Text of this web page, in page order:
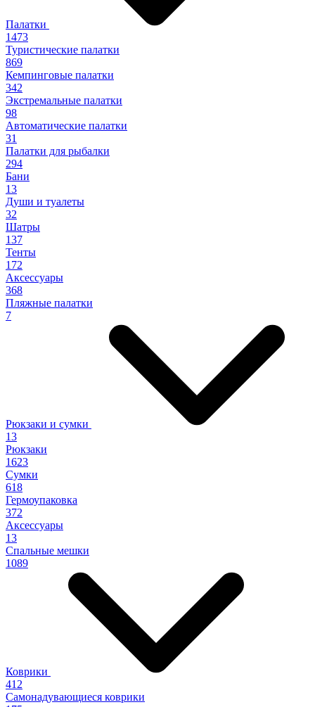
Палатки
1473
Туристические палатки
869
Кемпинговые палатки
342
Экстремальные палатки
98
Автоматические палатки
31
Палатки для рыбалки
294
Бани
13
Души и туалеты
32
Шатры
137
Тенты
172
Аксессуары
368
Пляжные палатки
7
Рюкзаки и сумки
13
Рюкзаки
1623
Сумки
618
Гермоупаковка
372
Аксессуары
13
Спальные мешки
1089
Коврики
412
Самонадувающиеся коврики